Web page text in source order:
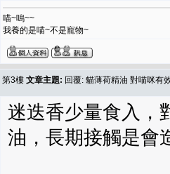
喵~嗚~~
我養的是喵~不是寵物~
第3樓 文章主題: 回覆: 貓薄荷精油 對喵咪有
迷迭香少量食入，
油，長期接觸是會